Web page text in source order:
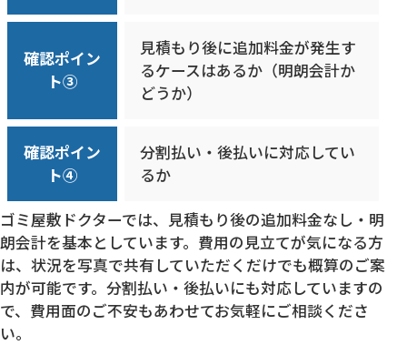
確認ポイン
ト③
見積もり後に追加料金が発生す
るケースはあるか（明朗会計か
どうか）
確認ポイン
ト④
分割払い・後払いに対応してい
るか
ゴミ屋敷ドクターでは、見積もり後の追加料金なし・明
朗会計を基本としています。費用の見立てが気になる方
は、状況を写真で共有していただくだけでも概算のご案
内が可能です。分割払い・後払いにも対応していますの
で、費用面のご不安もあわせてお気軽にご相談くださ
い。